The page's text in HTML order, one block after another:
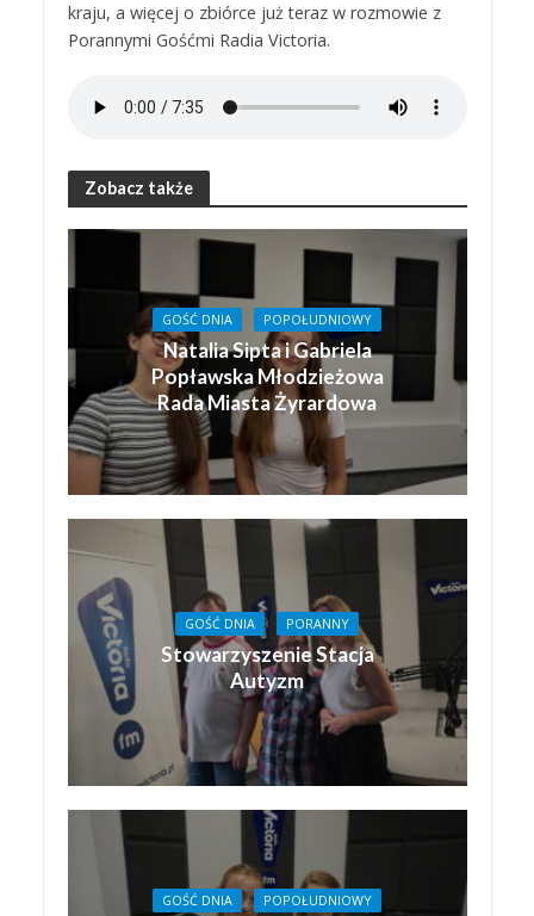
kraju, a więcej o zbiórce już teraz w rozmowie z
Porannymi Gośćmi Radia Victoria.
Zobacz także
GOŚĆ DNIA POPOŁUDNIOWY
Natalia Sipta i Gabriela
Popławska Młodzieżowa
Rada Miasta Żyrardowa
GOŚĆ DNIA PORANNY
Stowarzyszenie Stacja
Autyzm
GOŚĆ DNIA POPOŁUDNIOWY